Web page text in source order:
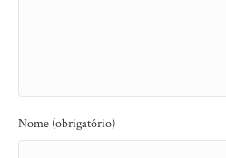
Nome (obrigatório)